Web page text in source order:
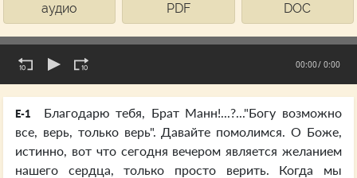
аудио
PDF
DOC
00:00/ 0:00
E-1
Благодарю тебя, Брат Манн!...?..."Богу возможно
все, верь, только верь". Давайте помолимся. О Боже,
истинно, вот что сегодня вечером является желанием
нашего сердца, только просто верить. Когда мы